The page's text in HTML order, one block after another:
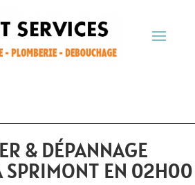
& DÉPANNAGE
SPRIMONT EN 02H00